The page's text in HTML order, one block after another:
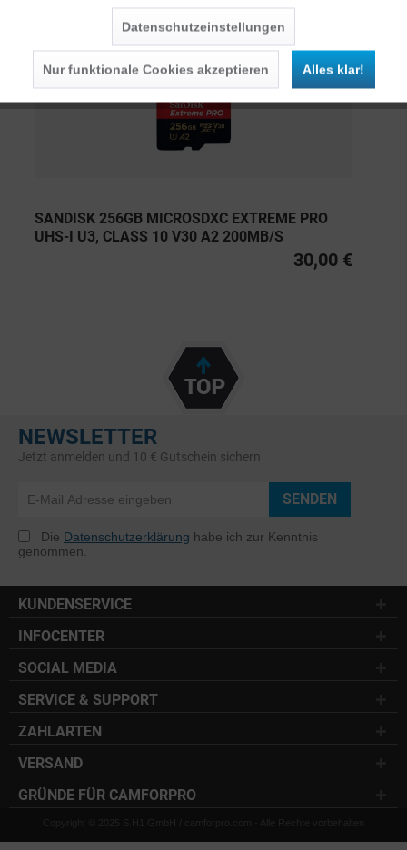
SANDISK 256GB MICROSDXC EXTREME PRO
UHS-I U3, CLASS 10 V30 A2 200MB/S
30,00 €
NEWSLETTER
Jetzt anmelden und 10 € Gutschein sichern
SENDEN
Die Datenschutzerklärung habe ich zur Kenntnis
genommen.
KUNDENSERVICE
INFOCENTER
SOCIAL MEDIA
SERVICE & SUPPORT
ZAHLARTEN
VERSAND
GRÜNDE FÜR CAMFORPRO
Copyright © 2025 S.H1 GmbH / camforpro.com - Alle Rechte vorbehalten
Datenschutzeinstellungen
Nur funktionale Cookies akzeptieren Alles klar!